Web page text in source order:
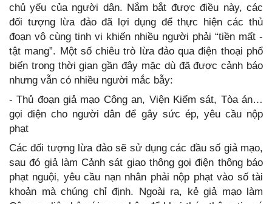
chủ yếu của người dân. Nắm bắt được điều này, các
đối tượng lừa đảo đã lợi dụng để thực hiện các thủ
đoạn vô cùng tinh vi khiến nhiều người phải “tiền mất -
tật mang”. Một số chiêu trò lừa đảo qua điện thoại phổ
biến trong thời gian gần đây mặc dù đã được cảnh báo
nhưng vẫn có nhiều người mắc bẫy:
- Thủ đoạn giả mạo Công an, Viện Kiểm sát, Tòa án…
gọi điện cho người dân để gây sức ép, yêu cầu nộp
phạt
Các đối tượng lừa đảo sẽ sử dụng các đầu số giả mạo,
sau đó giả làm Cảnh sát giao thông gọi điện thông báo
phạt nguội, yêu cầu nạn nhân phải nộp phạt vào số tài
khoản mà chúng chỉ định. Ngoài ra, kẻ giả mạo làm